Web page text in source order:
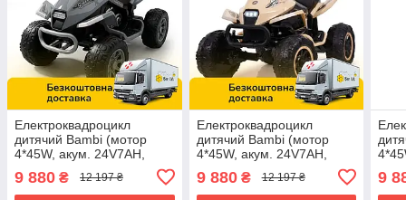
Електроквадроцикл
дитячий Bambi (мотор
4*45W, акум. 24V7AH,
MP3,USB, TF) M 6242EL-
11(24V) Сірий
9 880 ₴ 12 197 ₴
Електроквадроцикл
дитячий Bambi (мотор
4*45W, акум. 24V7AH,
MP3,USB, TF) M 6242EL-
13(24V) Бежевий
9 880₴ 12 197 ₴ 9